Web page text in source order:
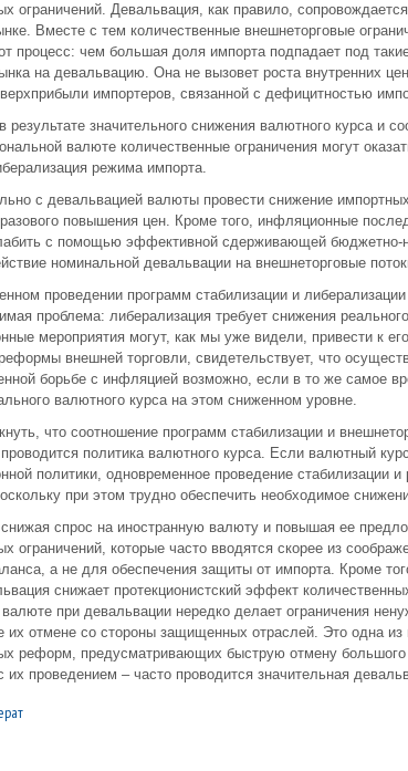
ограничений. Девальвация, как правило,
Вместе с тем количественные внешнеторговые
процесс: чем большая доля импорта подпадает под
на девальвацию. Она не вызовет роста внутренних
импортеров, связанной с дефицитностью
результате значительного снижения валютного курса и
валюте количественные ограничения могут
режима импорта.
с девальвацией валюты провести снижение
повышения цен. Кроме того, инфляционные
с помощью эффективной сдерживающей бюджетно-
номинальной девальвации на внешнеторговые
проведении программ стабилизации и
проблема: либерализация требует снижения
мероприятия могут, как мы уже видели, привести к
внешней торговли, свидетельствует, что
борьбе с инфляцией возможно, если в то же самое
валютного курса на этом сниженном уровне.
что соотношение программ стабилизации и
политика валютного курса. Если валютный
политики, одновременное проведение стабилизации
при этом трудно обеспечить необходимое
спрос на иностранную валюту и повышая ее
ограничений, которые часто вводятся скорее из
а не для обеспечения защиты от импорта. Кроме
снижает протекционистский эффект
валюте при девальвации нередко делает ограничения
их отмене со стороны защищенных отраслей. Это одна из
реформ, предусматривающих быструю отмену большого
их проведением – часто проводится значительная